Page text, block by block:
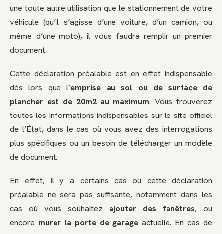
une toute autre utilisation que le stationnement de votre
véhicule (qu’il s’agisse d’une voiture, d’un camion, ou
même d’une moto), il vous faudra remplir un premier
document.
Cette déclaration préalable est en effet indispensable
dès lors que l’emprise au sol ou de surface de
plancher est de 20m2 au maximum. Vous trouverez
toutes les informations indispensables sur le site officiel
de l’État, dans le cas où vous avez des interrogations
plus spécifiques ou un besoin de télécharger un modèle
de document.
En effet, il y a certains cas où cette déclaration
préalable ne sera pas suffisante, notamment dans les
cas où vous souhaitez ajouter des fenêtres, ou
encore murer la porte de garage actuelle. En cas de